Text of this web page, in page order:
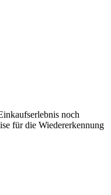
noch
für die Wiedererkennung